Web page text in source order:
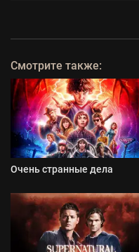
Смотрите также:
Очень странные дела